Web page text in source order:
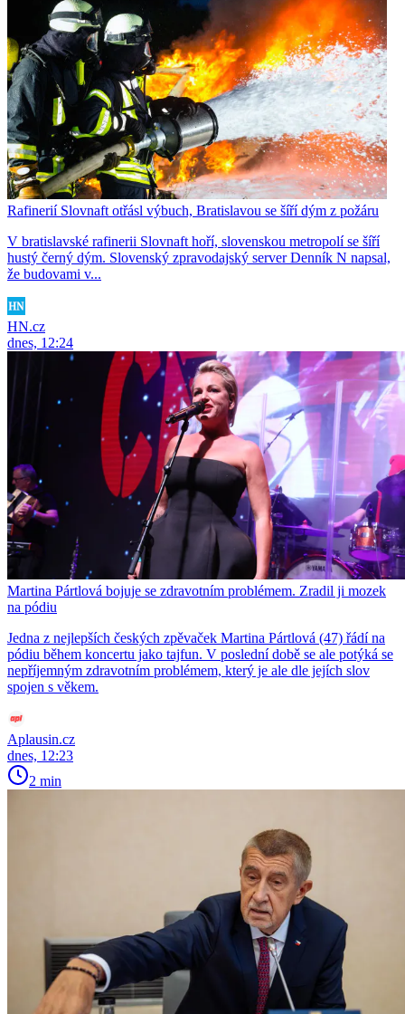
Rafinerií Slovnaft otřásl výbuch, Bratislavou se šíří dým z požáru
V bratislavské rafinerii Slovnaft hoří, slovenskou metropolí se šíří
hustý černý dým. Slovenský zpravodajský server Denník N napsal,
že budovami v...
HN.cz
dnes, 12:24
Martina Pártlová bojuje se zdravotním problémem. Zradil ji mozek
na pódiu
Jedna z nejlepších českých zpěvaček Martina Pártlová (47) řádí na
pódiu během koncertu jako tajfun. V poslední době se ale potýká se
nepříjemným zdravotním problémem, který je ale dle jejích slov
spojen s věkem.
Aplausin.cz
dnes, 12:23
2 min